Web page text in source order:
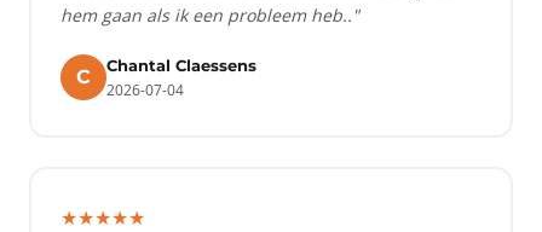
hem gaan als ik een probleem heb.."
C
Chantal Claessens
2026-07-04
★★★★★